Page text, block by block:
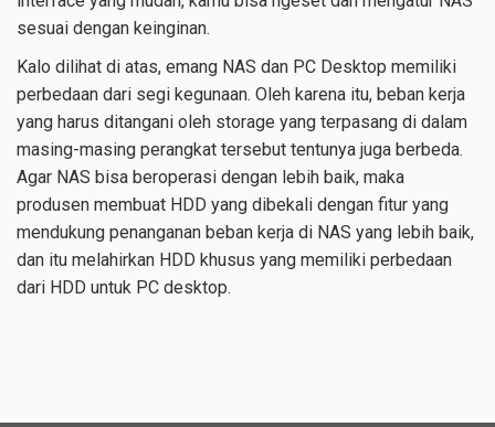
sesuai dengan keinginan.
Kalo dilihat di atas, emang NAS dan PC Desktop memiliki
perbedaan dari segi kegunaan. Oleh karena itu, beban kerja
yang harus ditangani oleh storage yang terpasang di dalam
masing-masing perangkat tersebut tentunya juga berbeda.
Agar NAS bisa beroperasi dengan lebih baik, maka
produsen membuat HDD yang dibekali dengan fitur yang
mendukung penanganan beban kerja di NAS yang lebih baik,
dan itu melahirkan HDD khusus yang memiliki perbedaan
dari HDD untuk PC desktop.